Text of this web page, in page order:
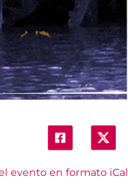
evento en formato iCal